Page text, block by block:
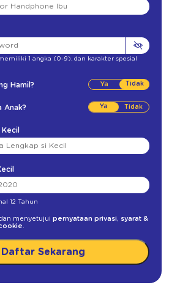
1 angka (0-9) dan karakter spesial
Hamil? Tidak
Anak? Ya
12 Tahun
menyetujui pernyataan privasi, syarat &
Daftar Sekarang